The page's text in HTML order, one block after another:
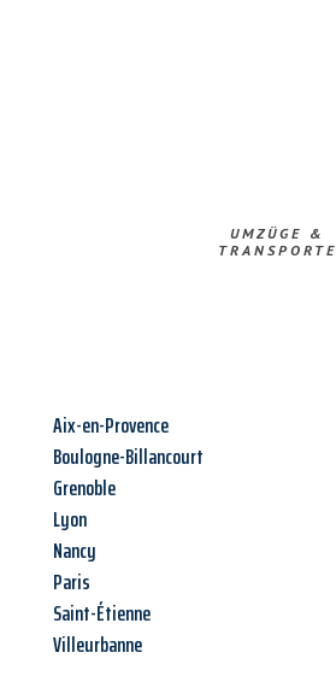
UMZÜGE &
TRANSPORTE
Aix-en-Provence
Boulogne-Billancourt
Grenoble
Lyon
Nancy
Paris
Saint-Étienne
Villeurbanne